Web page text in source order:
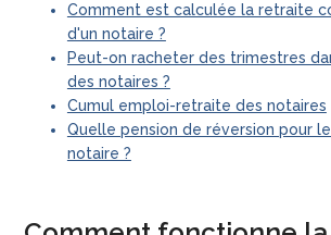
Comment est calculée la retraite
d'un notaire ?
Peut-on racheter des trimestres
des notaires ?
Cumul emploi-retraite des notaires
Quelle pension de réversion pour
notaire ?